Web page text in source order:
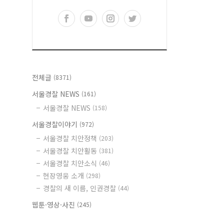
전체글 (8371)
서울경찰 NEWS (161)
서울경찰 NEWS (158)
서울경찰이야기 (972)
서울경찰 치안정책 (203)
서울경찰 치안활동 (381)
서울경찰 치안소식 (46)
현장영웅 소개 (298)
경찰의 새 이름, 인권경찰 (44)
웹툰·영상·사진 (245)